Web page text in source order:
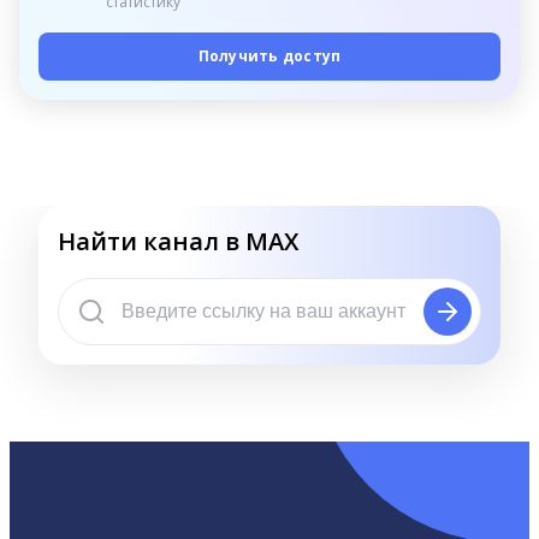
Получить доступ
Найти канал в MAX